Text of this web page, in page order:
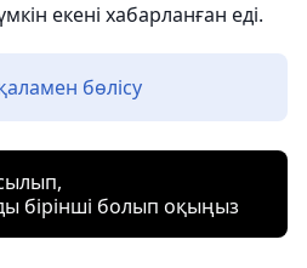
екені хабарланған еді.
бөлісу
бірінші болып оқыңыз